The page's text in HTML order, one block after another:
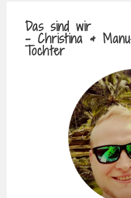
Das sind wir
- Christina &
Tochter